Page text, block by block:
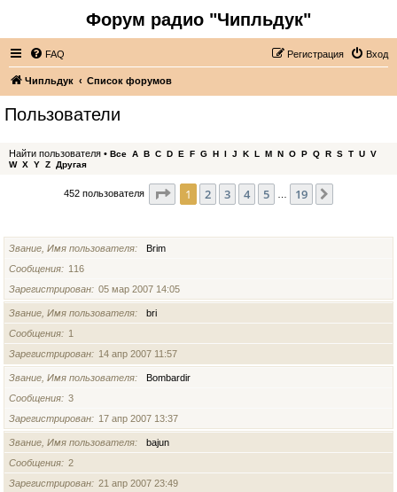
Форум радио "Чипльдук"
FAQ Вход
Регистрация
Чипльдук Список форумов
Пользователи
Найти пользователя • Все A B C D E F G H I J K L M N O P Q R S T U V
W X Y Z Другая
452 пользователя Страница из 19
1 2 3 4 5 19
Звание, Имя пользователя
Brim
Сообщения
116
Зарегистрирован
05 мар 2007 14:05
Звание, Имя пользователя
bri
Сообщения
1
Зарегистрирован
14 апр 2007 11:57
Звание, Имя пользователя
Bombardir
Сообщения
3
Зарегистрирован
17 апр 2007 13:37
Звание, Имя пользователя
bajun
Сообщения
2
Зарегистрирован
21 апр 2007 23:49